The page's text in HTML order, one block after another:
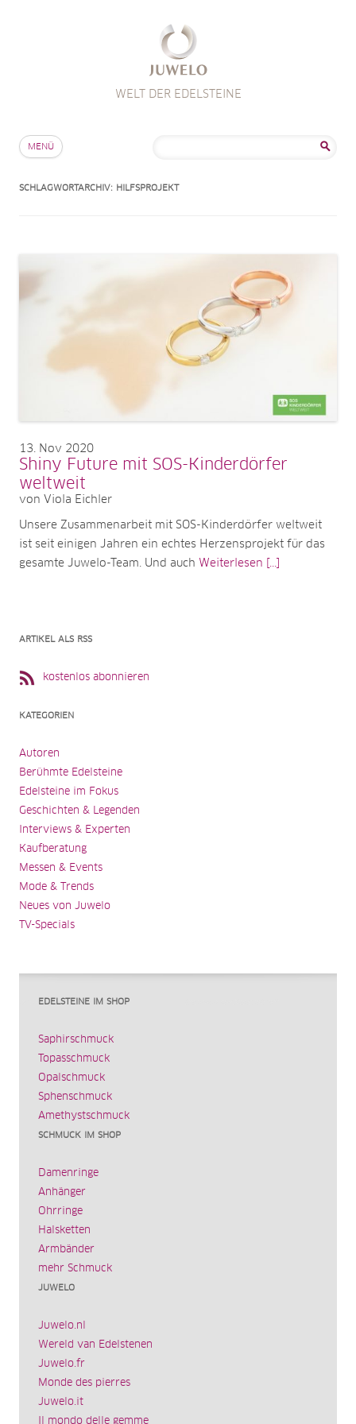
WELT DER EDELSTEINE
MENÜ
SCHLAGWORTARCHIV: HILFSPROJEKT
13 Nov 2020
Shiny Future mit SOS-Kinderdörfer
weltweit
von Viola Eichler
Unsere Zusammenarbeit mit SOS-Kinderdörfer weltweit
ist seit einigen Jahren ein echtes Herzensprojekt für das
gesamte Juwelo-Team. Und auch Weiterlesen [...]
ARTIKEL ALS RSS
kostenlos abonnieren
KATEGORIEN
Autoren
Berühmte Edelsteine
Edelsteine im Fokus
Geschichten & Legenden
Interviews & Experten
Kaufberatung
Messen & Events
Mode & Trends
Neues von Juwelo
TV-Specials
EDELSTEINE IM SHOP
Saphirschmuck
Topasschmuck
Opalschmuck
Sphenschmuck
Amethystschmuck
SCHMUCK IM SHOP
Damenringe
Anhänger
Ohrringe
Halsketten
Armbänder
mehr Schmuck
JUWELO
Juwelo.nl
Wereld van Edelstenen
Juwelo.fr
Monde des pierres
Juwelo.it
Il mondo delle gemme